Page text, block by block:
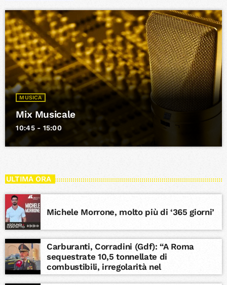
MUSICA
Mix Musicale
10:45 - 15:00
ULTIMA ORA
Michele Morrone, molto più di ‘365 giorni’
Carburanti, Corradini (Gdf): “A Roma
sequestrate 10,5 tonnellate di
combustibili, irregolarità nel